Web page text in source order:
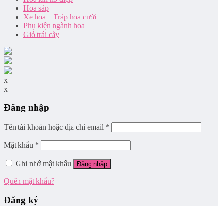
Hoa sáp
Xe hoa – Tráp hoa cưới
Phụ kiện ngành hoa
Giỏ trái cây
x
x
Đăng nhập
Tên tài khoản hoặc địa chỉ email *
Mật khẩu *
Ghi nhớ mật khẩu Đăng nhập
Quên mật khẩu?
Đăng ký